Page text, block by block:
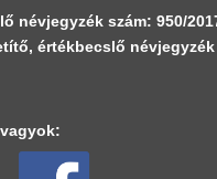
névjegyzék szám: 950/
értékbecslő névjegyzék